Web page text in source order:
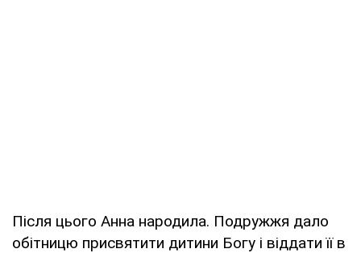
Після цього Анна народила. Подружжя дало
обітницю присвятити дитини Богу і віддати її в